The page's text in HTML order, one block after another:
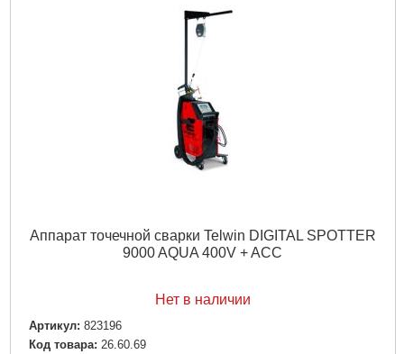
Аппарат точечной сварки Telwin DIGITAL SPOTTER
9000 AQUA 400V + ACC
Нет в наличии
Артикул: 823196
Код товара: 26.60.69